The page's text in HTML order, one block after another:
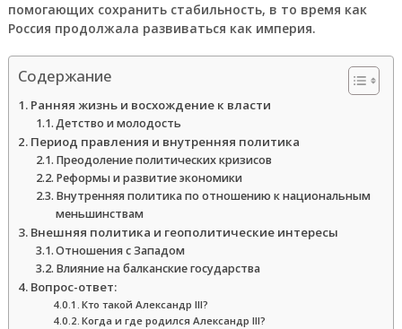
помогающих сохранить стабильность, в то время как
Россия продолжала развиваться как империя.
Содержание
Ранняя жизнь и восхождение к власти
Детство и молодость
Период правления и внутренняя политика
Преодоление политических кризисов
Реформы и развитие экономики
Внутренняя политика по отношению к национальным
меньшинствам
Внешняя политика и геополитические интересы
Отношения с Западом
Влияние на балканские государства
Вопрос-ответ:
Кто такой Александр III?
Когда и где родился Александр III?